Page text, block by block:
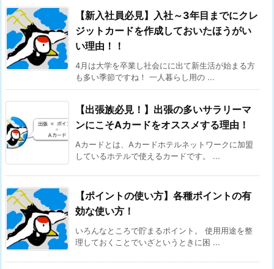
イ
ル
s
u
c
と
の
連
携
メ
リ
ッ
ト
2.
【新入社員必見】入社～3年目までにクレ
ジットカードを作成しておいたほうがい
い理由！！
4月は大学を卒業し社会にに出て新生活が始まる方
も多い季節ですね！ 一人暮らし用の ...
【出張族必見！】出張の多いサラリーマ
ンにこそAカードをオススメする理由！
Aカードとは、Aカードホテルネットワークに加盟
しているホテルで使えるカードです。 ...
【ポイントの使い方】各種ポイントの有
効な使い方！
いろんなところで貯まるポイント。 使用用途を整
理しておくことでいざというときに困 ...